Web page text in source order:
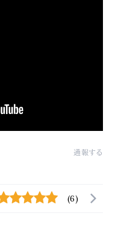
通報する
(6)